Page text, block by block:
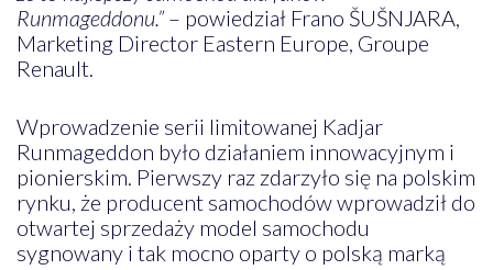
Runmageddonu.” – powiedział Frano ŠUŠNJARA,
Marketing Director Eastern Europe, Groupe
Renault.
Wprowadzenie serii limitowanej Kadjar
Runmageddon było działaniem innowacyjnym i
pionierskim. Pierwszy raz zdarzyło się na polskim
rynku, że producent samochodów wprowadził do
otwartej sprzedaży model samochodu
sygnowany i tak mocno oparty o polską marką